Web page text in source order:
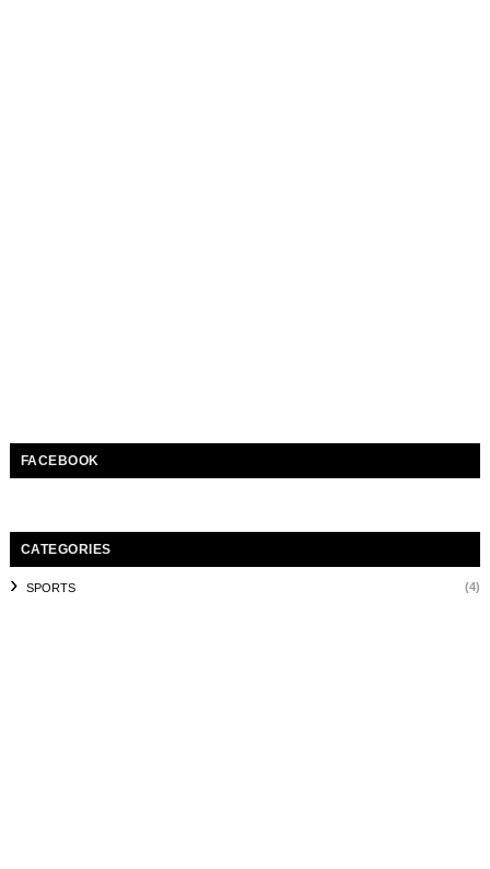
FACEBOOK
CATEGORIES
SPORTS (4)